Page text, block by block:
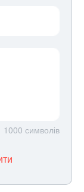
1000 символів